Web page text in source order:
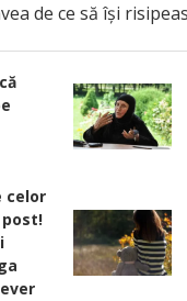
de ce să îşi
celor